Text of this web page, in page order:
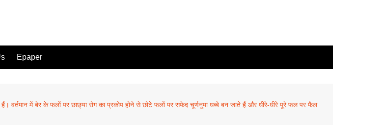
Epaper
हैं। वर्तमान में बेर के फलों पर छाछ्या रोग का प्रकोप होने से छोटे फलों पर सफेद चूर्णनुमा धब्बे बन जाते हैं और धीरे-धीरे पूरे फल पर फैल